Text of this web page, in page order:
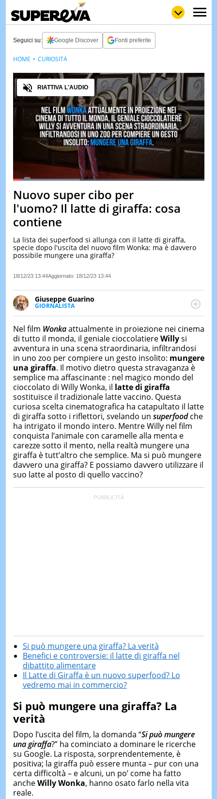
LOLGULP
LOVE
WOW
POP
NEWS
STORIE
VIDEO
& TV
TEST
DI
DI
Seguici su: Google Discover Fonti preferite
PauseUnmute
Loaded:35.06%
Audio
RIATTIVA L'AUDIO
Nuovo super cibo per
l'uomo? Il latte di giraffa: cosa
contiene
La lista dei superfood si allunga con il latte di giraffa,
specie dopo l'uscita del nuovo film Wonka: ma è davvero
possibile mungere una giraffa?
18/12/23 13:44Aggiornato: 18/12/23 13:44
Giuseppe Guarino
GIORNALISTA
Ph(D) in Diritto Comparato e processi di
integrazione e attivo nel campo della ricerca, in
particolare sulla Storia contemporanea di America
Latina e Spagna. Collabora con numerose testate ed
è presidente dell'Associazione Culturale "La
Biblioteca del Sannio".
HOME CURIOSITÀ
Nel film Wonkaattualmente in proiezione nei cinema
di tutto il monda, il geniale cioccolatiereWillysi
avventura in una scena straordinaria, infiltrandosi
in uno zoo per compiere un gesto insolito: mungere
una giraffa. Il motivo dietro questa stravaganza è
semplice ma affascinante : nel magico mondo del
cioccolato di Willy Wonka, il latte di giraffa
sostituisce il tradizionale latte vaccino. Questa
curiosa scelta cinematografica ha catapultato il latte
di giraffa sotto i riflettori, svelando un superfoodche
ha intrigato il mondo intero. Mentre Willy nel film
conquista l’animale con caramelle alla menta e
carezze sotto il mento, nella realtà mungere una
giraffa è tutt’altro che semplice. Ma si può mungere
davvero una giraffa? E possiamo davvero utilizzare il
suo latte al posto di quello vaccino?
Si può mungere una giraffa? La verità
Benefici e controversie: il latte di giraffa nel
dibattito alimentare
Il Latte di Giraffa è un nuovo superfood? Lo
vedremo mai in commercio?
Si può mungere una giraffa? La
verità
Dopo l’uscita del film, la domanda “Si può mungere
una giraffa?” ha cominciato a dominare le ricerche
su Google. La risposta, sorprendentemente, è
positiva; la giraffa può essere munta – pur con una
certa difficoltà – e alcuni, un po’ come ha fatto
ancheWilly Wonka, hanno osato farlo nella vita
reale.